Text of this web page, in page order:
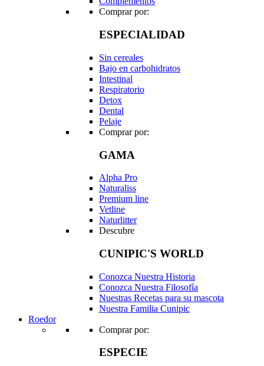
Comprar por:
ESPECIALIDAD
Sin cereales
Bajo en carbohidratos
Intestinal
Respiratorio
Detox
Dental
Pelaje
Comprar por:
GAMA
Alpha Pro
Naturaliss
Premium line
Vetline
Naturlitter
Descubre
CUNIPIC'S WORLD
Conozca Nuestra Historia
Conozca Nuestra Filosofía
Nuestras Recetas para su mascota
Nuestra Familia Cunipic
Roedor
Comprar por:
ESPECIE